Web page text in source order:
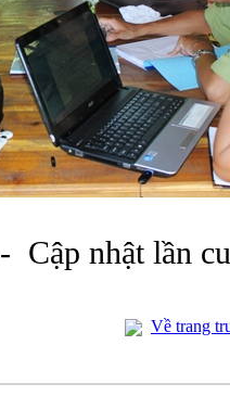
- Cập nhật lần
Về trang